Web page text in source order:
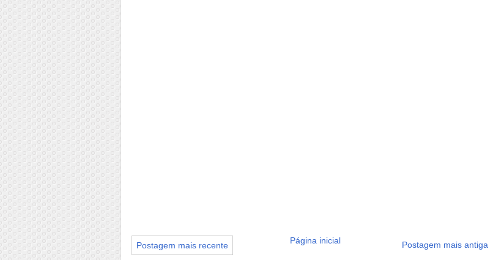
Postagem mais recente Postagem mais antiga
Página inicial